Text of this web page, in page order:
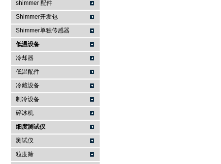
shimmer 配件
Shimmer开发包
Shimmer单独传感器
低温设备
冷却器
低温配件
冷藏设备
制冷设备
碎冰机
细度测试仪
测试仪
粒度筛